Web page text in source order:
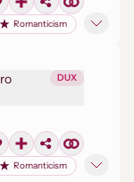
Romanticism
DUX
Romanticism